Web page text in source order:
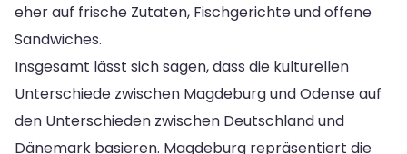
eher auf frische Zutaten, Fischgerichte und offene
Sandwiches.
Insgesamt lässt sich sagen, dass die kulturellen
Unterschiede zwischen Magdeburg und Odense auf
den Unterschieden zwischen Deutschland und
Dänemark basieren. Magdeburg repräsentiert die